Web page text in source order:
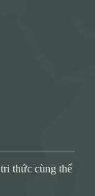
thức cùng thế